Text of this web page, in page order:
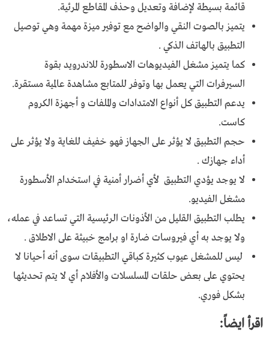
قائمة بسيطة لإضافة وتعديل وحذف المقاطع المرئية.
يتميز بالصوت النقي والواضح مع توفير ميزة مهمة وهي توصيل
التطبيق بالهاتف الذكي .
كما يتميز مشغل الفيديوهات الاسطورة للاندرويد بقوة
السيرفرات التي يعمل بها وتوفر للمتابع مشاهدة عالمية مستقرة.
يدعم التطبيق كل أنواع الامتدادات والملفات و أجهزة الكروم
كاست.
حجم التطبيق لا يؤثر على الجهاز فهو خفيف للغاية ولا يؤثر على
أداء جهازك .
لا يوجد يؤدي التطبيق لأي أضرار أمنية في استخدام الأسطورة
مشغل الفيديو.
يطلب التطبيق القليل من الأذونات الرئيسية التي تساعد في عمله،
ولا يوجد به أي فيروسات ضارة او برامج خبيثة على الاطلاق .
ليس للمشغل عيوب كثيرة كباقي التطبيقات سوى أنه أحيانا لا
يحتوي على بعض حلقات المسلسلات والأفلام أي لا يتم تحديثها
بشكل فوري.
اقرأ ايضاً: